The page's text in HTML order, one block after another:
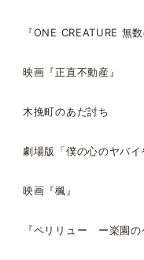
『ONE CREATURE 無
映画『正直不動産』
木挽町のあだ討ち
劇場版「僕の心のヤバイ
映画『楓』
『ペリリュー ー楽園の